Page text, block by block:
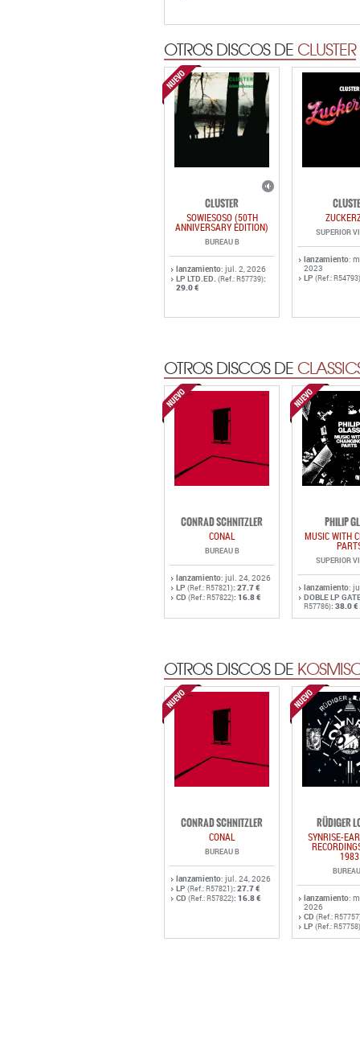
OTROS DISCOS DE CLUSTER
CLUSTER
SOWIESOSO (50TH
ANNIVERSARY EDITION)
BUREAU B
lanzamiento: jul. 2, 2026
LP LTD.ED. (Ref.: R57739):
29.0 €
SUPERIOR
lanzamiento:
2023
LP (Ref.: R54793)
OTROS DISCOS DE
CONRAD SCHNITZLER
CONAL
BUREAU B
lanzamiento: jul. 24, 2026
LP (Ref.: R57821): 27.7 €
CD (Ref.: R57822): 16.8 €
PHILIP
MUSIC WITH
SUPERIOR
lanzamiento:
DOBLE LP
R57786): 38.0 €
OTROS DISCOS DE
CONRAD SCHNITZLER
CONAL
BUREAU B
lanzamiento: jul. 24, 2026
LP (Ref.: R57821): 27.7 €
CD (Ref.: R57822): 16.8 €
RÜDIGER
SYNRISE-
1983
lanzamiento:
2026
CD (Ref.:
LP (Ref.: R57758)